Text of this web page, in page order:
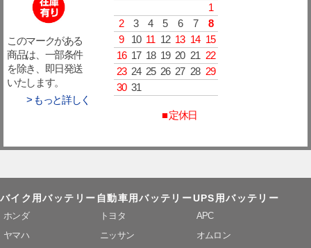
このマークがある
商品は、一部条件
を除き、即日発送
いたします。
> もっと詳しく
1
2
3 4 5 6 7
8
9
10 11 12 13 14 15
16 17 18 19 20 21 22
23 24 25 26 27 28 29
30 31
■ 定休日
バイク用バッテリー
ホンダ
ヤマハ
自動車用バッテリー
トヨタ
ニッサン
UPS用バッテリー
APC
オムロン